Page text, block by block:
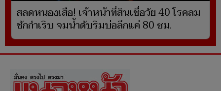
สลดหนองเสือ! เจ้าหน้าที่สินเชื่อวัย 40 โรคลม
ชักกำเริบ จมน้ำดับริมบ่อลึกแค่ 80 ซม.